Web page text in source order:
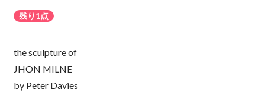
残り1点
the sculpture of
JHON MILNE
by Peter Davies